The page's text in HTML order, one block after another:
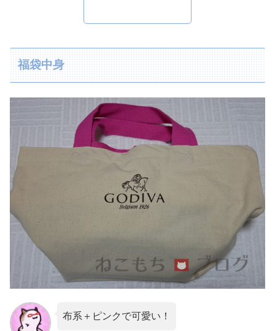
福袋中身
布系＋ピンクで可愛い！